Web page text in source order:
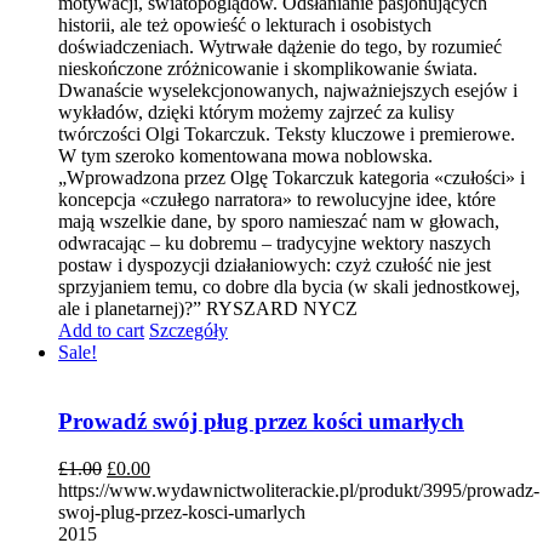
historii, ale też opowieść o lekturach i osobistych
doświadczeniach. Wytrwałe dążenie do tego, by rozumieć
nieskończone zróżnicowanie i skomplikowanie świata.
Dwanaście wyselekcjonowanych, najważniejszych esejów i
wykładów, dzięki którym możemy zajrzeć za kulisy
twórczości Olgi Tokarczuk. Teksty kluczowe i premierowe.
W tym szeroko komentowana mowa noblowska.
„Wprowadzona przez Olgę Tokarczuk kategoria «czułości» i
koncepcja «czułego narratora» to rewolucyjne idee, które
mają wszelkie dane, by sporo namieszać nam w głowach,
odwracając – ku dobremu – tradycyjne wektory naszych
postaw i dyspozycji działaniowych: czyż czułość nie jest
sprzyjaniem temu, co dobre dla bycia (w skali jednostkowej,
ale i planetarnej)?” RYSZARD NYCZ
Add to cart Szczegóły
Sale!
Prowadź swój pług przez kości umarłych
£1.00 £0.00
https://www.wydawnictwoliterackie.pl/produkt/3995/prowadz-
swoj-plug-przez-kosci-umarlych
2015